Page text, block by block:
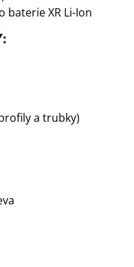
baterie XR Li-Ion
a trubky)